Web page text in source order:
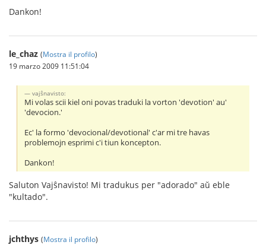
Dankon!
le_chaz (Mostra il profilo)
19 marzo 2009 11:51:04
vajŝnavisto:
Mi volas scii kiel oni povas traduki la vorton 'devotion' au'
'devocion.'
Ec' la formo 'devocional/devotional' c'ar mi tre havas
problemojn esprimi c'i tiun koncepton.
Dankon!
Saluton Vajŝnavisto! Mi tradukus per "adorado" aŭ eble
"kultado".
jchthys (Mostra il profilo)